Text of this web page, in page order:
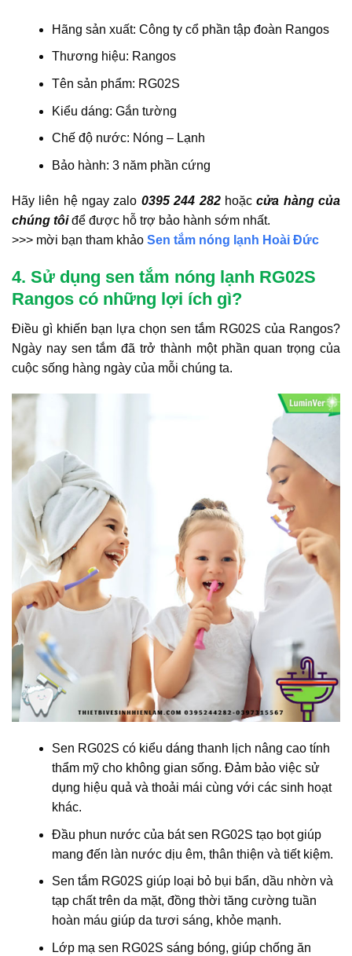
Hãng sản xuất: Công ty cổ phần tập đoàn Rangos
Thương hiệu: Rangos
Tên sản phẩm: RG02S
Kiểu dáng: Gắn tường
Chế độ nước: Nóng – Lạnh
Bảo hành: 3 năm phần cứng
Hãy liên hệ ngay zalo 0395 244 282hoặccửa hàng của
chúng tôiđể được hỗ trợ bảo hành sớm nhất.
>>> mời bạn tham khảo Sen tắm nóng lạnh Hoài Đức
4. Sử dụng sen tắm nóng lạnh RG02S
Rangos có những lợi ích gì?
Điều gì khiến bạn lựa chọn sen tắm RG02S của Rangos?
Ngày nay sen tắm đã trở thành một phần quan trọng của
cuộc sống hàng ngày của mỗi chúng ta.
Sen RG02S có kiểu dáng thanh lịch nâng cao tính
thẩm mỹ cho không gian sống. Đảm bảo việc sử
dụng hiệu quả và thoải mái cùng với các sinh hoạt
khác.
Đầu phun nước của bát sen RG02S tạo bọt giúp
mang đến làn nước dịu êm, thân thiện và tiết kiệm.
Sen tắm RG02S giúp loại bỏ bụi bẩn, dầu nhờn và
tạp chất trên da mặt, đồng thời tăng cường tuần
hoàn máu giúp da tươi sáng, khỏe mạnh.
Lớp mạ sen RG02S sáng bóng, giúp chống ăn